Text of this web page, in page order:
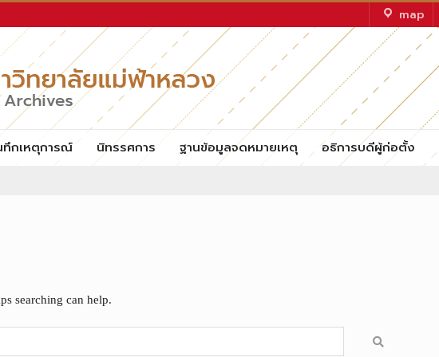
map
ทึกเหตุการณ์ นิทรรศการ ฐานข้อมูลจดหมายเหตุ อธิการบดีผู้ก่อตั้ง
searching can help.